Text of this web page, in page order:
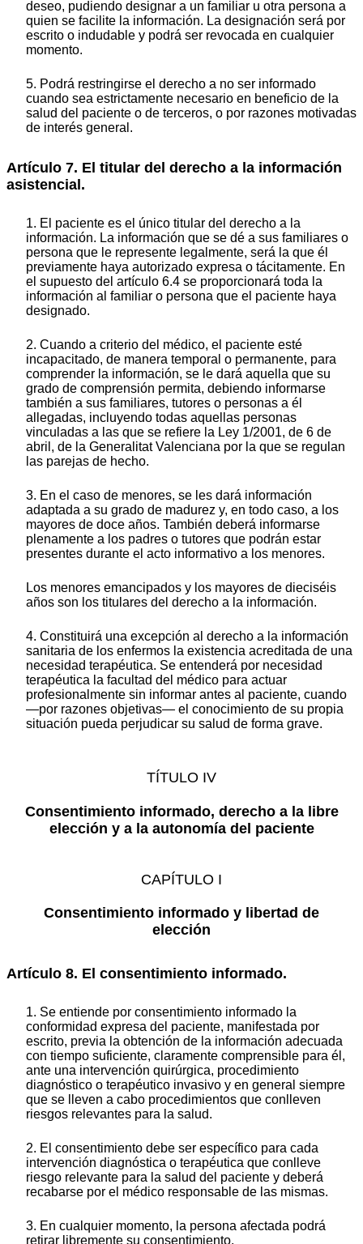
deseo, pudiendo designar a un familiar u otra persona a
quien se facilite la información. La designación será por
escrito o indudable y podrá ser revocada en cualquier
momento.
5. Podrá restringirse el derecho a no ser informado
cuando sea estrictamente necesario en beneficio de la
salud del paciente o de terceros, o por razones motivadas
de interés general.
Artículo 7. El titular del derecho a la información
asistencial.
1. El paciente es el único titular del derecho a la
información. La información que se dé a sus familiares o
persona que le represente legalmente, será la que él
previamente haya autorizado expresa o tácitamente. En
el supuesto del artículo 6.4 se proporcionará toda la
información al familiar o persona que el paciente haya
designado.
2. Cuando a criterio del médico, el paciente esté
incapacitado, de manera temporal o permanente, para
comprender la información, se le dará aquella que su
grado de comprensión permita, debiendo informarse
también a sus familiares, tutores o personas a él
allegadas, incluyendo todas aquellas personas
vinculadas a las que se refiere la Ley 1/2001, de 6 de
abril, de la Generalitat Valenciana por la que se regulan
las parejas de hecho.
3. En el caso de menores, se les dará información
adaptada a su grado de madurez y, en todo caso, a los
mayores de doce años. También deberá informarse
plenamente a los padres o tutores que podrán estar
presentes durante el acto informativo a los menores.
Los menores emancipados y los mayores de dieciséis
años son los titulares del derecho a la información.
4. Constituirá una excepción al derecho a la información
sanitaria de los enfermos la existencia acreditada de una
necesidad terapéutica. Se entenderá por necesidad
terapéutica la facultad del médico para actuar
profesionalmente sin informar antes al paciente, cuando
—por razones objetivas— el conocimiento de su propia
situación pueda perjudicar su salud de forma grave.
TÍTULO IV
Consentimiento informado, derecho a la libre
elección y a la autonomía del paciente
CAPÍTULO I
Consentimiento informado y libertad de
elección
Artículo 8. El consentimiento informado.
1. Se entiende por consentimiento informado la
conformidad expresa del paciente, manifestada por
escrito, previa la obtención de la información adecuada
con tiempo suficiente, claramente comprensible para él,
ante una intervención quirúrgica, procedimiento
diagnóstico o terapéutico invasivo y en general siempre
que se lleven a cabo procedimientos que conlleven
riesgos relevantes para la salud.
2. El consentimiento debe ser específico para cada
intervención diagnóstica o terapéutica que conlleve
riesgo relevante para la salud del paciente y deberá
recabarse por el médico responsable de las mismas.
3. En cualquier momento, la persona afectada podrá
retirar libremente su consentimiento.